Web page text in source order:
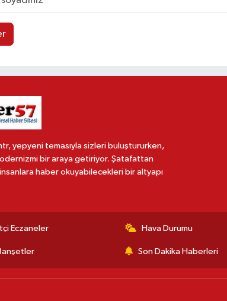
yepyeni temasıyla sizleri buluştururken,
bir araya getiriyor. Şatafattan
insanlara haber okuyabilecekleri bir altyapı
Eczaneler Hava Durumu
Son Dakika Haberleri